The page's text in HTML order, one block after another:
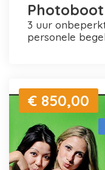
3 uur onbeperkt foto's maken en printen +
personele
€ 850,00